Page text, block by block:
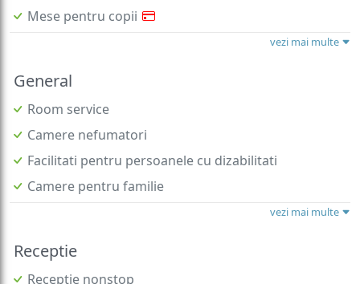
Mese pentru copii
vezi mai multe
General
Room service
Camere nefumatori
Facilitati pentru persoanele cu dizabilitati
Camere pentru familie
vezi mai multe
Receptie
Receptie nonstop